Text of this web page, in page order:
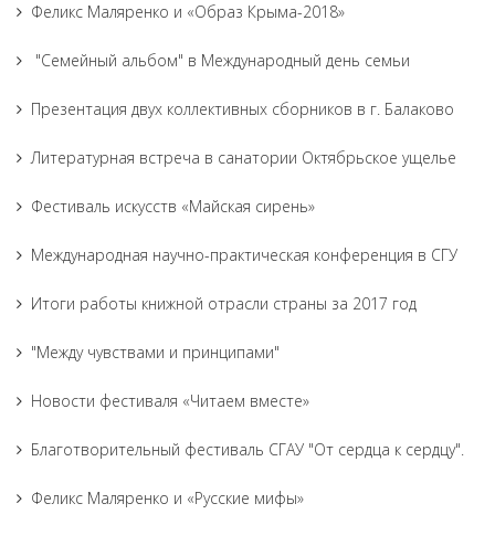
Феликс Маляренко и «Образ Крыма-2018»
"Семейный альбом" в Международный день семьи
Презентация двух коллективных сборников в г. Балаково
Литературная встреча в санатории Октябрьское ущелье
Фестиваль искусств «Майская сирень»
Международная научно-практическая конференция в СГУ
Итоги работы книжной отрасли страны за 2017 год
"Между чувствами и принципами"
Новости фестиваля «Читаем вместе»
Благотворительный фестиваль СГАУ "От сердца к сердцу".
Феликс Маляренко и «Русские мифы»